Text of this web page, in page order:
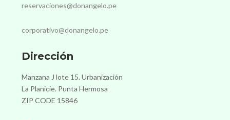
reservaciones@donangelo.pe
corporativo@donangelo.pe
Dirección
Manzana J lote 15. Urbanización
La Planicie. Punta Hermosa
ZIP CODE 15846